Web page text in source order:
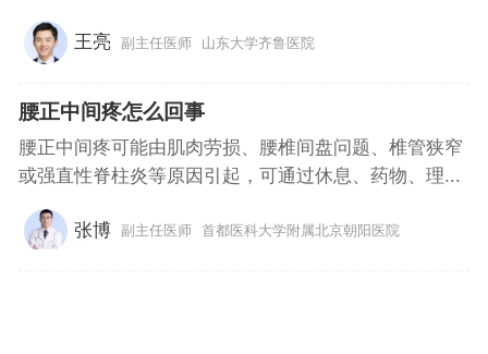
王亮 副主任医师 山东大学齐鲁医院
腰正中间疼怎么回事
腰正中间疼可能由肌肉劳损、腰椎间盘问题、椎管狭窄
或强直性脊柱炎等原因引起，可通过休息、药物、理...
张博 副主任医师 首都医科大学附属北京朝阳医院